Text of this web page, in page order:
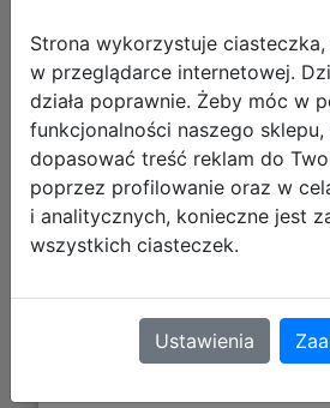
Paso Torba Sportowa
DS25AA-
Strona wykorzystuje
w przeglądarce internetowej.
działa poprawnie. Żeby móc w
funkcjonalności naszego
dopasować treść reklam do
poprzez profilowanie oraz w
i analitycznych, konieczne jest
wszystkich ciasteczek.
Ustawienia